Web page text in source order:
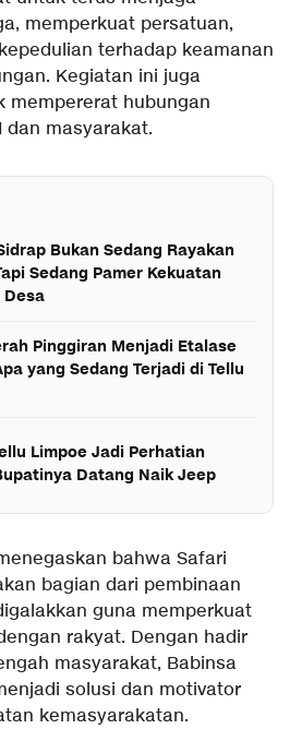
memperkuat persatuan,
terhadap keamanan
Kegiatan ini juga
mempererat hubungan
dan masyarakat.
Bukan Sedang Rayakan
Sedang Pamer Kekuatan
Desa
Pinggiran Menjadi Etalase
yang Sedang Terjadi di Tellu
Limpoe Jadi Perhatian
Datang Naik Jeep
bahwa Safari
bagian dari pembinaan
guna memperkuat
rakyat. Dengan hadir
masyarakat, Babinsa
solusi dan motivator
kemasyarakatan.